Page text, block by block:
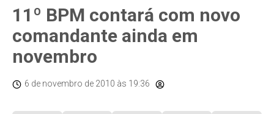
11º BPM contará com novo
comandante ainda em
novembro
6 de novembro de 2010 às 19:36